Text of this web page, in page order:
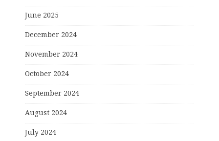
June 2025
December 2024
November 2024
October 2024
September 2024
August 2024
July 2024